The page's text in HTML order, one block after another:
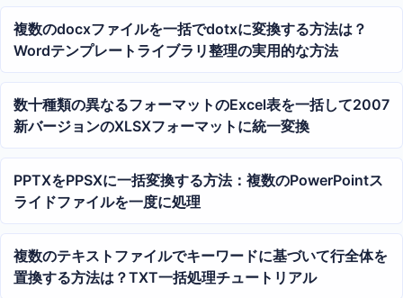
複数のdocxファイルを一括でdotxに変換する方法は？
Wordテンプレートライブラリ整理の実用的な方法
数十種類の異なるフォーマットのExcel表を一括して2007
新バージョンのXLSXフォーマットに統一変換
PPTXをPPSXに一括変換する方法：複数のPowerPointス
ライドファイルを一度に処理
複数のテキストファイルでキーワードに基づいて行全体を
置換する方法は？TXT一括処理チュートリアル